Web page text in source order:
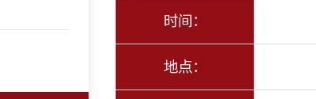
时间：
地点：